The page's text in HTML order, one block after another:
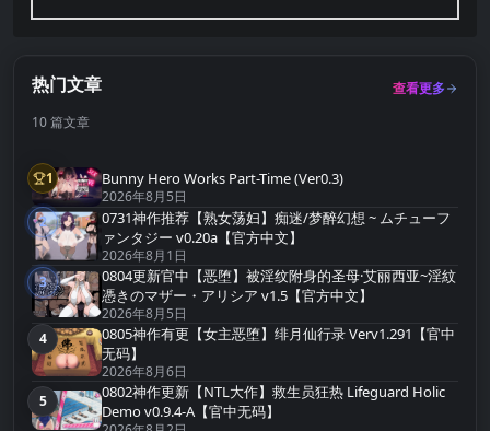
热门文章
查看更多
10 篇文章
第1名
1 Bunny Hero Works Part-Time (Ver0.3)
2026年8月5日
第2名
2
0731神作推荐【熟女荡妇】痴迷/梦醉幻想 ~ ムチューフ
ァンタジー v0.20a【官方中文】
2026年8月1日
第3名
3
0804更新官中【恶堕】被淫纹附身的圣母·艾丽西亚~淫紋
憑きのマザー・アリシア v1.5【官方中文】
2026年8月5日
第4名
4
0805神作有更【女主恶堕】绯月仙行录 Verv1.291【官中
无码】
2026年8月6日
第5名
5
0802神作更新【NTL大作】救生员狂热 Lifeguard Holic
Demo v0.9.4-A【官中无码】